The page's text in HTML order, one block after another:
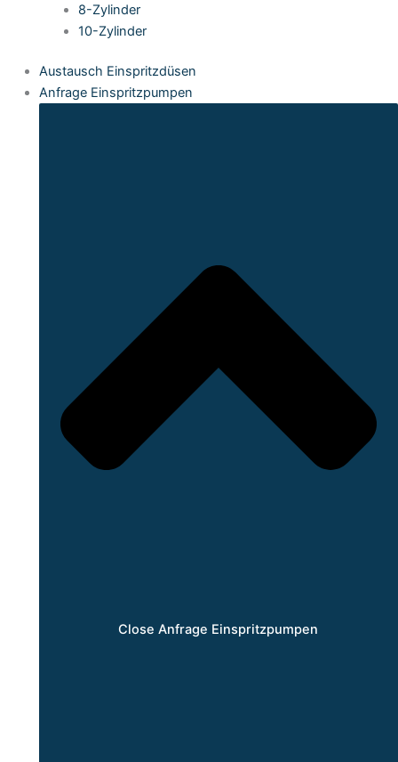
8-Zylinder
10-Zylinder
Austausch Einspritzdüsen
Anfrage Einspritzpumpen
Close Anfrage Einspritzpumpen